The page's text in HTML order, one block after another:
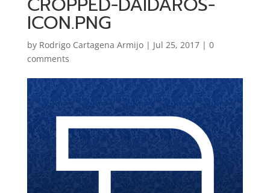
ICON.PNG
by Rodrigo Cartagena Armijo| Jul 25, 2017| 0
comments